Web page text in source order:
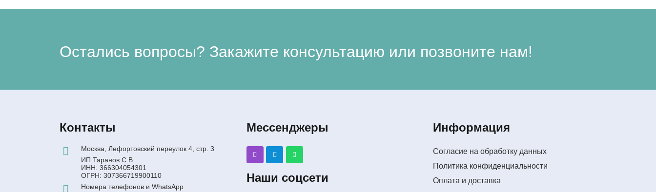
Остались вопросы? Закажите консультацию или позвоните нам!
Контакты
Москва, Лефортовский переулок 4, стр. 3
ИП Таранов С.В.
ИНН: 366304054301
ОГРН: 307366719900110
Номера телефонов и WhatsApp
Мессенджеры
Наши соцсети
Информация
Согласие на обработку данных
Политика конфиденциальности
Оплата и доставка